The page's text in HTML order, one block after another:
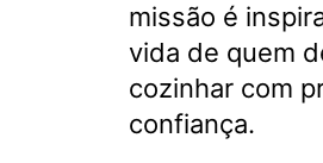
missão é
vida de quem
cozinhar com
confiança.